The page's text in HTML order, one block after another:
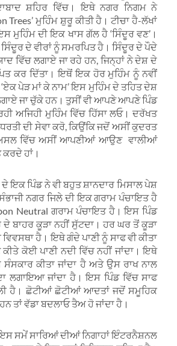
ਸ਼ਹਿਰ ਵਿੱਚ। ਇਥੇ ਨਗਰ ਨਿਗਮ ਨੇ
Trees’ ਮੁਹਿੰਮ ਸ਼ੁਰੂ ਕੀਤੀ ਹੈ। ਟੀਚਾ ਹੈ-ਲੱਖਾਂ
ਮੁਹਿੰਮ ਦੀ ਇਕ ਖਾਸ ਗੱਲ ਹੈ ‘ਸਿੰਦੂਰ ਵਣ’।
ਦੇ ਵੀਰਾਂ ਨੂੰ ਸਮਰਪਿਤ ਹੈ। ਸਿੰਦੂਰ ਦੇ ਪੌਦੇ
ਵਿੱਚ ਲਗਾਏ ਜਾ ਰਹੇ ਹਨ, ਜਿਨ੍ਹਾਂ ਨੇ ਦੇਸ਼ ਦੇ
ਕਰ ਦਿੱਤਾ। ਇਥੋਂ ਇਕ ਹੋਰ ਮੁਹਿੰਮ ਨੂੰ ਨਵੀਂ
‘ਏਕ ਪੇੜ ਮਾਂ ਕੇ ਨਾਮ’ ਇਸ ਮੁਹਿੰਮ ਦੇ ਤਹਿਤ ਦੇਸ਼
ਜਾ ਚੁੱਕੇ ਹਨ। ਤੁਸੀਂ ਵੀ ਆਪਣੇ ਆਪਣੇ ਪਿੰਡ
ਅਜਿਹੀ ਮੁਹਿੰਮ ਵਿੱਚ ਹਿੱਸਾ ਲਓ। ਦਰੱਖਤ
ਧਰਤੀ ਦੀ ਸੇਵਾ ਕਰੋ, ਕਿਉਂਕਿ ਜਦੋਂ ਅਸੀਂ ਕੁਦਰਤ
ਅਸਲ ਵਿੱਚ ਅਸੀਂ ਆਪਣੀਆਂ ਆਉਣ ਵਾਲੀਆਂ
ਹਾਂ।
ਦੇ ਇਕ ਪਿੰਡ ਨੇ ਵੀ ਬਹੁਤ ਸ਼ਾਨਦਾਰ ਮਿਸਾਲ ਪੇਸ਼
ਨਗਰ ਜਿਲੇ ਦੀ ਇਕ ਗਰਾਮ ਪੰਚਾਇਤ ਹੈ
Neutral ਗਰਾਮ ਪੰਚਾਇਤ ਹੈ। ਇਸ ਪਿੰਡ
ਬਾਹਰ ਕੂੜਾ ਨਹੀਂ ਸੁੱਟਦਾ। ਹਰ ਘਰ ਤੋਂ ਕੂੜਾ
ਹੈ। ਇਥੇ ਗੰਦੇ ਪਾਣੀ ਨੂੰ ਸਾਫ ਵੀ ਕੀਤਾ
ਕੋਈ ਪਾਣੀ ਨਦੀ ਵਿੱਚ ਨਹੀਂ ਜਾਂਦਾ। ਇਥੇ
ਕੀਤਾ ਜਾਂਦਾ ਹੈ ਅਤੇ ਉਸ ਰਾਖ ਨਾਲ
ਲਗਾਇਆ ਜਾਂਦਾ ਹੈ। ਇਸ ਪਿੰਡ ਵਿੱਚ ਸਾਫ
ਹੈ। ਛੋਟੀਆਂ ਛੋਟੀਆਂ ਆਦਤਾਂ ਜਦੋਂ ਸਮੂਹਿਕ
ਤਾਂ ਵੱਡਾ ਬਦਲਾਓ ਤੈਅ ਹੋ ਜਾਂਦਾ ਹੈ।
ਸਮੇਂ ਸਾਰਿਆਂ ਦੀਆਂ ਨਿਗਾਹਾਂ ਇੰਟਰਨੈਸ਼ਨਲ